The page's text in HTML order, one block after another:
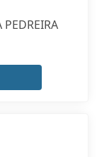
PEDREIRA